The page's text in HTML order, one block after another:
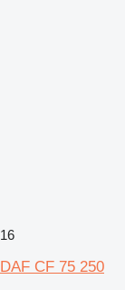
16
DAF CF 75 250